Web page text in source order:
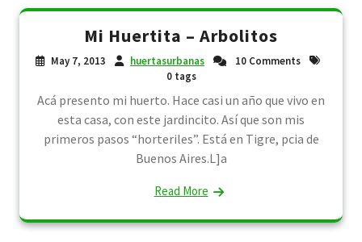
Mi Huertita – Arbolitos
May 7, 2013 huertasurbanas
10 Comments
0 tags
Acá presento mi huerto. Hace casi un año que vivo en
esta casa, con este jardincito. Así que son mis
primeros pasos “horteriles”. Está en Tigre, pcia de
Buenos Aires.L]a
Read More